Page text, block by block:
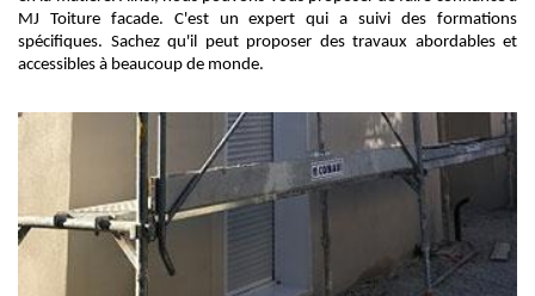
MJ Toiture facade. C'est un expert qui a suivi des formations
spécifiques. Sachez qu'il peut proposer des travaux abordables et
accessibles à beaucoup de monde.